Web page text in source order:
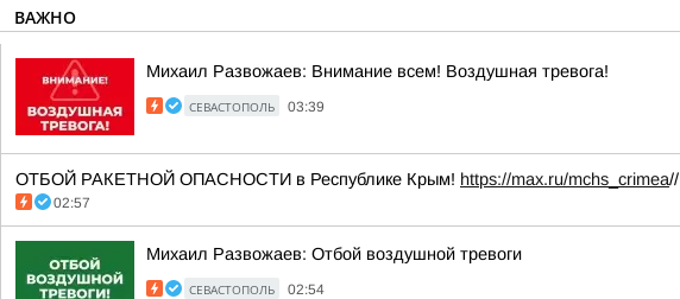
ВАЖНО
Михаил Развожаев: Внимание всем! Воздушная тревога!
СЕВАСТОПОЛЬ 03:39
ОТБОЙ РАКЕТНОЙ ОПАСНОСТИ в Республике Крым! https://max.ru/mchs_crimea//
02:57
Михаил Развожаев: Отбой воздушной тревоги
СЕВАСТОПОЛЬ 02:54